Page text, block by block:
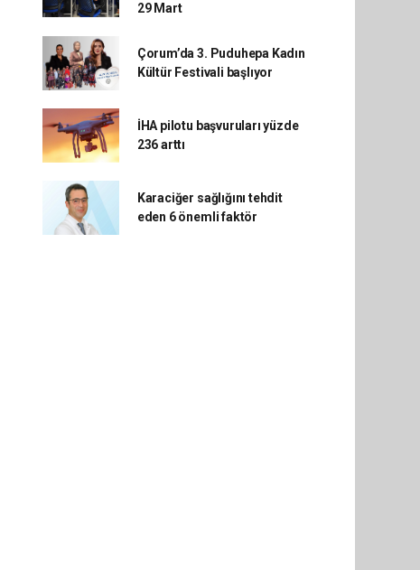
29 Mart
Çorum’da 3. Puduhepa Kadın
Kültür Festivali başlıyor
İHA pilotu başvuruları yüzde
236 arttı
Karaciğer sağlığını tehdit
eden 6 önemli faktör